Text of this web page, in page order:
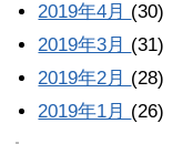
2019年4月 (30)
2019年3月 (31)
2019年2月 (28)
2019年1月 (26)